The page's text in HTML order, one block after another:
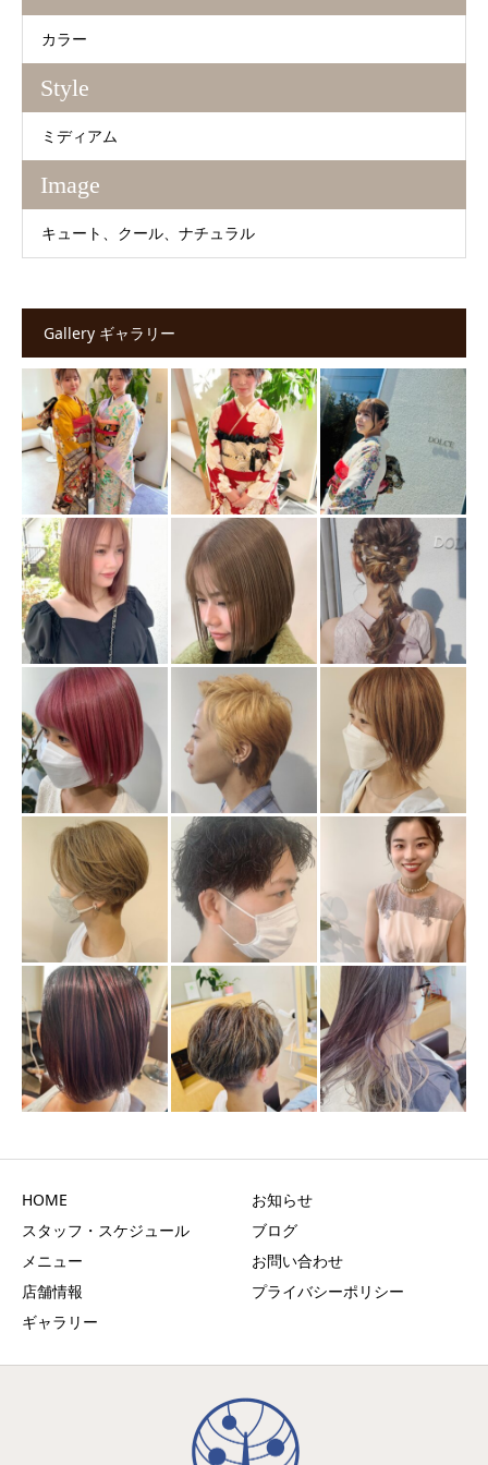
カラー
Style
ミディアム
Image
キュート クール ナチュラル
Gallery ギャラリー
HOME
スタッフ・スケジュール
メニュー
店舗情報
ギャラリー
お知らせ
ブログ
お問い合わせ
プライバシーポリシー